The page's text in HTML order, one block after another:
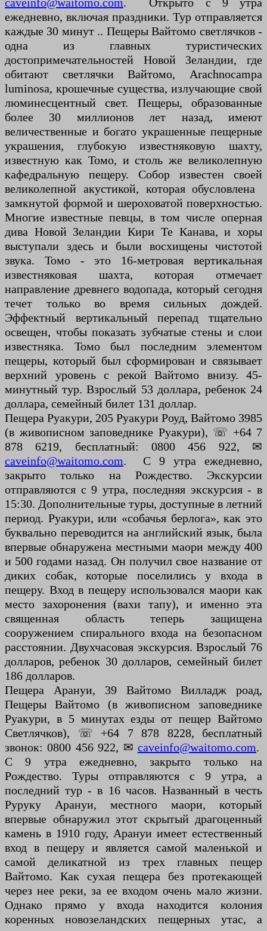
ежедневно, включая праздники. Тур отправляется
каждые 30 минут .. Пещеры Вайтомо светлячков -
одна из главных туристических
достопримечательностей Новой Зеландии, где
обитают светлячки Вайтомо, Arachnocampa
luminosa, крошечные существа, излучающие свой
люминесцентный свет. Пещеры, образованные
более 30 миллионов лет назад, имеют
величественные и богато украшенные пещерные
украшения, глубокую известняковую шахту,
известную как Томо, и столь же великолепную
кафедральную пещеру. Собор известен своей
великолепной акустикой, которая обусловлена ​​
замкнутой формой и шероховатой поверхностью.
Многие известные певцы, в том числе оперная
дива Новой Зеландии Кири Те Канава, и хоры
выступали здесь и были восхищены чистотой
звука. Томо - это 16-метровая вертикальная
известняковая шахта, которая отмечает
направление древнего водопада, который сегодня
течет только во время сильных дождей.
Эффектный вертикальный перепад тщательно
освещен, чтобы показать зубчатые стены и слои
известняка. Томо был последним элементом
пещеры, который был сформирован и связывает
верхний уровень с рекой Вайтомо внизу. 45-
минутный тур. Взрослый 53 доллара, ребенок 24
доллара, семейный билет 131 доллар.
Пещера Руакури, 205 Руакури Роуд, Вайтомо 3985
(в живописном заповеднике Руакури), ☏ +64 7
878 ​​6219, бесплатный: 0800 456 922, ✉
caveinfo@waitomo.com. С 9 утра ежедневно,
закрыто только на Рождество. Экскурсии
отправляются с 9 утра, последняя экскурсия - в
15:30. Дополнительные туры, доступные в летний
период. Руакури, или «собачья берлога», как это
буквально переводится на английский язык, была
впервые обнаружена местными маори между 400
и 500 годами назад. Он получил свое название от
диких собак, которые поселились у входа в
пещеру. Вход в пещеру использовался маори как
место захоронения (вахи тапу), и именно эта
священная область теперь защищена
сооружением спирального входа на безопасном
расстоянии. Двухчасовая экскурсия. Взрослый 76
долларов, ребенок 30 долларов, семейный билет
186 долларов.
Пещера Арануи, 39 Вайтомо Вилладж роад,
Пещеры Вайтомо (в живописном заповеднике
Руакури, в 5 минутах езды от пещер Вайтомо
Светлячков), ☏ +64 7 878 ​​8228, бесплатный
звонок: 0800 456 922, ✉ caveinfo@waitomo.com.
С 9 утра ежедневно, закрыто только на
Рождество. Туры отправляются с 9 утра, а
последний тур - в 16 часов. Названный в честь
Руруку Арануи, местного маори, который
впервые обнаружил этот скрытый драгоценный
камень в 1910 году, Арануи имеет естественный
вход в пещеру и является самой маленькой и
самой деликатной из трех главных пещер
Вайтомо. Как сухая пещера без протекающей
через нее реки, за ее входом очень мало жизни.
Однако прямо у входа находится колония
коренных новозеландских пещерных утас, а